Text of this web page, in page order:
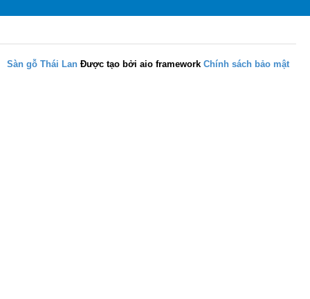
Sàn gỗ Thái Lan Được tạo bởi aio framework Chính sách bảo mật